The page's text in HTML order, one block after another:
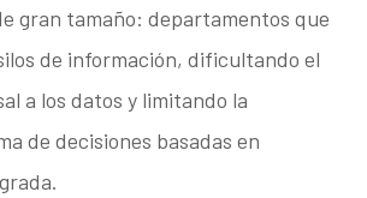
gran tamaño: departamentos que
de información, dificultando el
a los datos y limitando la
de decisiones basadas en